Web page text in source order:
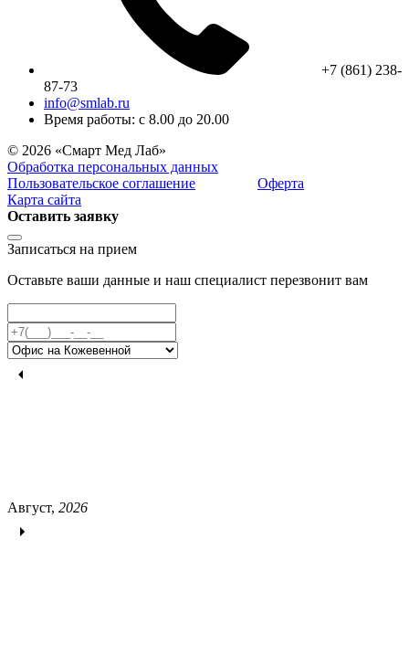
+7 (861) 238-
87-73
info@smlab.ru
Время работы: с 8.00 до 20.00
© 2026 «Смарт Мед Лаб»
Обработка персональных данных
Пользовательское соглашение
Оферта
Карта сайта
Оставить заявку
Записаться на прием
Оставьте ваши данные и наш специалист перезвонит вам
Август, 2026